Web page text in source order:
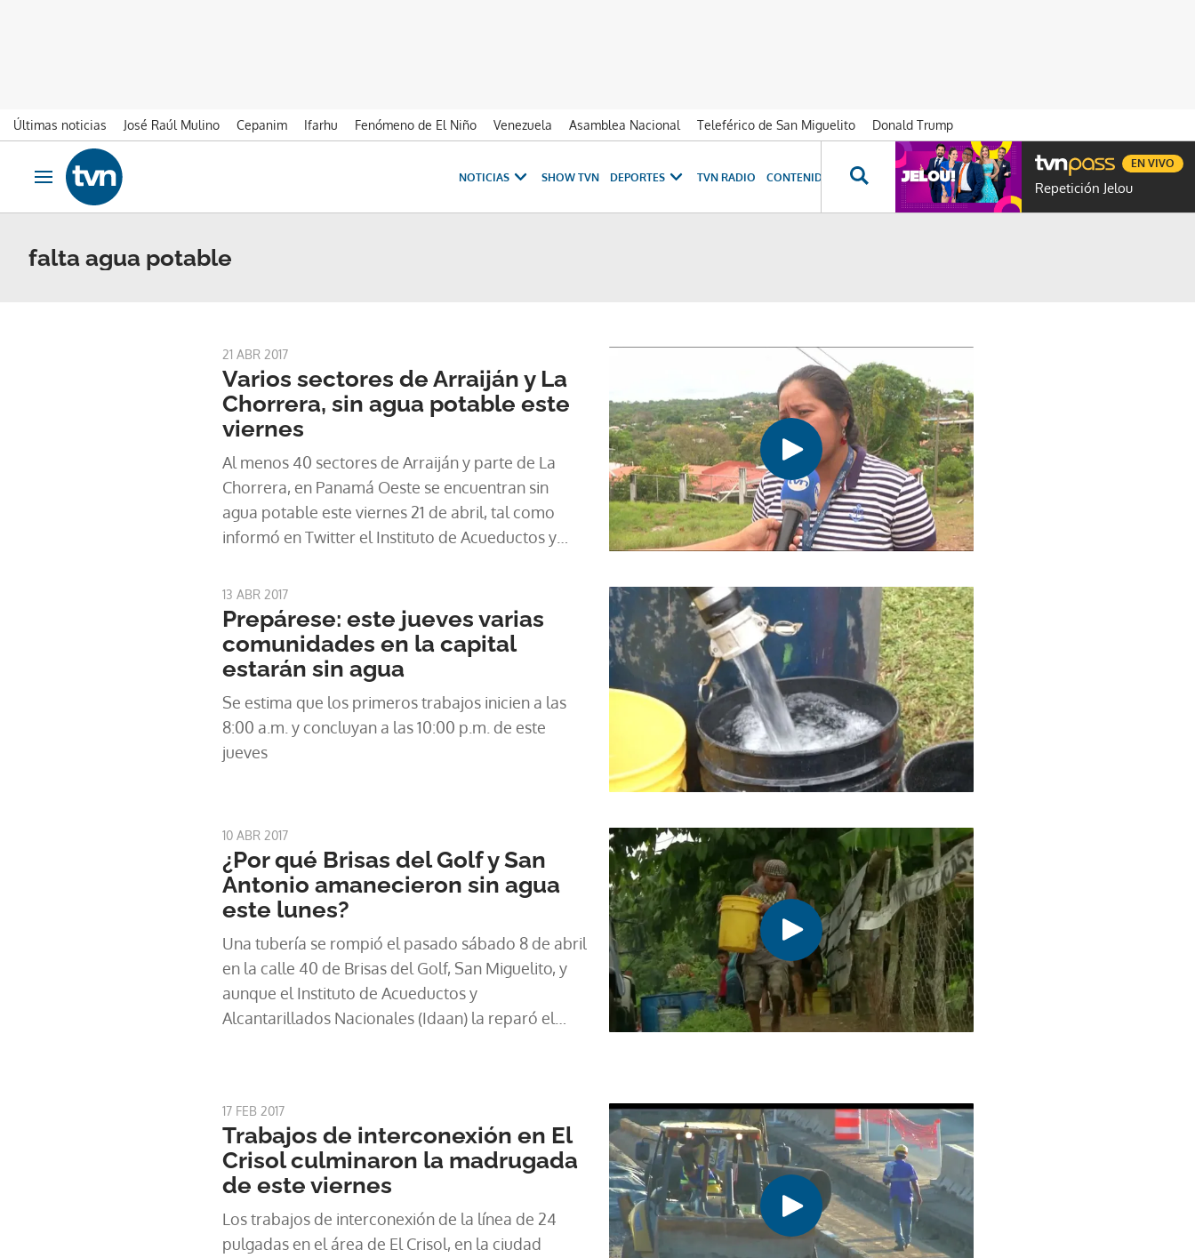
Últimas noticias José Raúl Mulino Cepanim Ifarhu Fenómeno de El Niño Venezuela Asamblea Nacional Teleférico de San Miguelito
Donald Trump
Ir al contenido
Obrir navegació
NOTICIAS SHOW TVN DEPORTES TVN RADIO CONTENIDOS ESPECIALES NOVELAS PROGRAMAS GENTE TVN
Repetición Jelou
EN VIVO
falta agua potable
21 ABR 2017
Varios sectores de Arraiján y La
Chorrera, sin agua potable este
viernes
Al menos 40 sectores de Arraiján y parte de La
Chorrera, en Panamá Oeste se encuentran sin
agua potable este viernes 21 de abril, tal como
informó en Twitter el Instituto de Acueductos y
13 ABR 2017
Prepárese: este jueves varias
comunidades en la capital
estarán sin agua
Se estima que los primeros trabajos inicien a las
8:00 a.m. y concluyan a las 10:00 p.m. de este
jueves
10 ABR 2017
¿Por qué Brisas del Golf y San
Antonio amanecieron sin agua
este lunes?
Una tubería se rompió el pasado sábado 8 de abril
en la calle 40 de Brisas del Golf, San Miguelito, y
aunque el Instituto de Acueductos y
Alcantarillados Nacionales (Idaan) la reparó el
17 FEB 2017
Trabajos de interconexión en El
Crisol culminaron la madrugada
de este viernes
Los trabajos de interconexión de la línea de 24
pulgadas en el área de El Crisol, en la ciudad